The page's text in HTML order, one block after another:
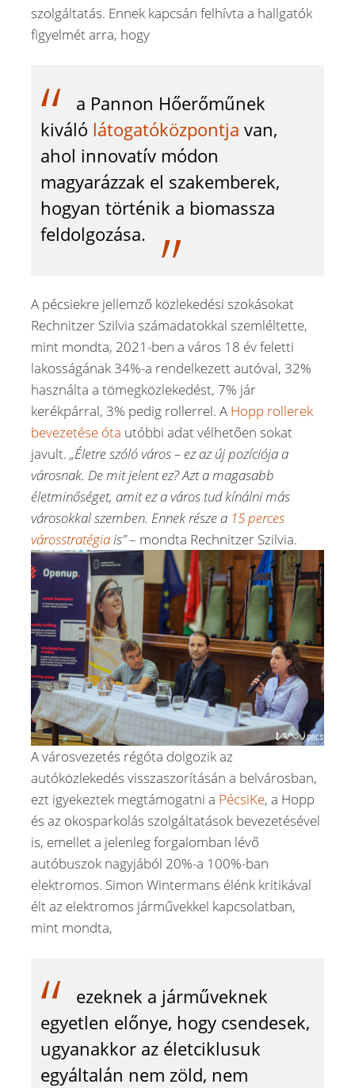
szolgáltatás. Ennek kapcsán felhívta a hallgatók
figyelmét arra, hogy
a Pannon Hőerőműnek
kiváló látogatóközpontja van,
ahol innovatív módon
magyarázzak el szakemberek,
hogyan történik a biomassza
feldolgozása.
A pécsiekre jellemző közlekedési szokásokat
Rechnitzer Szilvia számadatokkal szemléltette,
mint mondta, 2021-ben a város 18 év feletti
lakosságának 34%-a rendelkezett autóval, 32%
használta a tömegközlekedést, 7% jár
kerékpárral, 3% pedig rollerrel. A Hopp rollerek
bevezetése óta utóbbi adat vélhetően sokat
javult. „Életre szóló város – ez az új pozíciója a
városnak. De mit jelent ez? Azt a magasabb
életminőséget, amit ez a város tud kínálni más
városokkal szemben. Ennek része a 15 perces
városstratégiais”– mondta Rechnitzer Szilvia.
A városvezetés régóta dolgozik az
autóközlekedés visszaszorításán a belvárosban,
ezt igyekeztek megtámogatni a PécsiKe, a Hopp
és az okosparkolás szolgáltatások bevezetésével
is, emellet a jelenleg forgalomban lévő
autóbuszok nagyjából 20%-a 100%-ban
elektromos. Simon Wintermans élénk kritikával
élt az elektromos járművekkel kapcsolatban,
mint mondta,
ezeknek a járműveknek
egyetlen előnye, hogy csendesek,
ugyanakkor az életciklusuk
egyáltalán nem zöld, nem